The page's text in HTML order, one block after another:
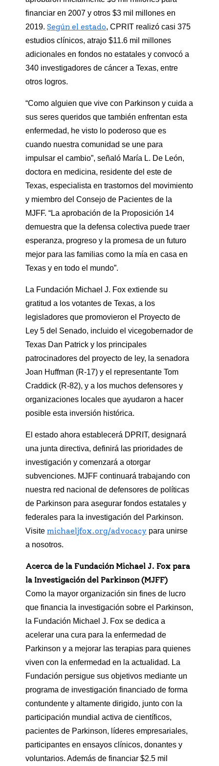
financiar en 2007 y otros $3 mil millones en
2019. Según el estado, CPRIT realizó casi 375
estudios clínicos, atrajo $11.6 mil millones
adicionales en fondos no estatales y convocó a
340 investigadores de cáncer a Texas, entre
otros logros.
“Como alguien que vive con Parkinson y cuida a
sus seres queridos que también enfrentan esta
enfermedad, he visto lo poderoso que es
cuando nuestra comunidad se une para
impulsar el cambio”, señaló María L. De León,
doctora en medicina, residente del este de
Texas, especialista en trastornos del movimiento
y miembro del Consejo de Pacientes de la
MJFF. “La aprobación de la Proposición 14
demuestra que la defensa colectiva puede traer
esperanza, progreso y la promesa de un futuro
mejor para las familias como la mía en casa en
Texas y en todo el mundo”.
La Fundación Michael J. Fox extiende su
gratitud a los votantes de Texas, a los
legisladores que promovieron el Proyecto de
Ley 5 del Senado, incluido el vicegobernador de
Texas Dan Patrick y los principales
patrocinadores del proyecto de ley, la senadora
Joan Huffman (R-17) y el representante Tom
Craddick (R-82), y a los muchos defensores y
organizaciones locales que ayudaron a hacer
posible esta inversión histórica.
El estado ahora establecerá DPRIT, designará
una junta directiva, definirá las prioridades de
investigación y comenzará a otorgar
subvenciones. MJFF continuará trabajando con
nuestra red nacional de defensores de políticas
de Parkinson para asegurar fondos estatales y
federales para la investigación del Parkinson.
Visite michaeljfox.org/advocacy para unirse
a nosotros.
Acerca de la Fundación Michael J. Fox para
la Investigación del Parkinson (MJFF)
Como la mayor organización sin fines de lucro
que financia la investigación sobre el Parkinson,
la Fundación Michael J. Fox se dedica a
acelerar una cura para la enfermedad de
Parkinson y a mejorar las terapias para quienes
viven con la enfermedad en la actualidad. La
Fundación persigue sus objetivos mediante un
programa de investigación financiado de forma
contundente y altamente dirigido, junto con la
participación mundial activa de científicos,
pacientes de Parkinson, líderes empresariales,
participantes en ensayos clínicos, donantes y
voluntarios. Además de financiar $2.5 mil